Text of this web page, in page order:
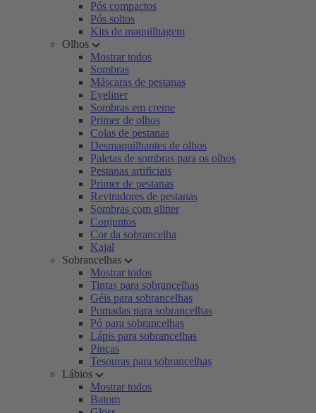
Pós compactos
Pós soltos
Kits de maquilhagem
Olhos
Mostrar todos
Sombras
Máscaras de pestanas
Eyeliner
Sombras em creme
Primer de olhos
Colas de pestanas
Desmaquilhantes de olhos
Paletas de sombras para os olhos
Pestanas artificiais
Primer de pestanas
Reviradores de pestanas
Sombras com glitter
Conjuntos
Cor da sobrancelha
Kajal
Sobrancelhas
Mostrar todos
Tintas para sobrancelhas
Géis para sobrancelhas
Pomadas para sobrancelhas
Pó para sobrancelhas
Lápis para sobrancelhas
Pinças
Tesouras para sobrancelhas
Lábios
Mostrar todos
Batom